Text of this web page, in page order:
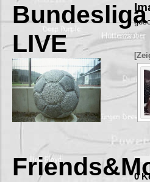
Bundesliga
LIVE
0